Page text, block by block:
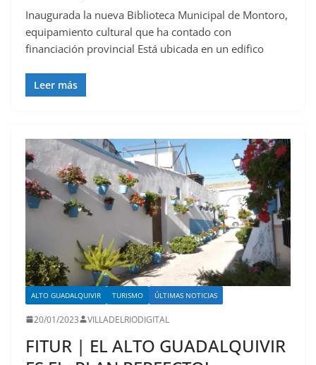
Inaugurada la nueva Biblioteca Municipal de Montoro,
equipamiento cultural que ha contado con
financiación provincial Está ubicada en un edifico
Leer más
ALTO GUADALQUIVIR TURISMO ÚLTIMAS NOTICIAS
20/01/2023 VILLADELRIODIGITAL
FITUR | EL ALTO GUADALQUIVIR